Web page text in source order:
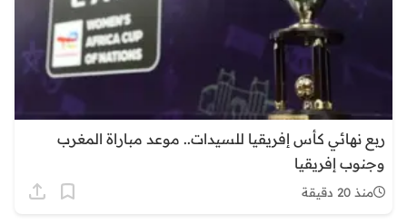
ربع نهائي كأس إفريقيا للسيدات.. موعد مباراة المغرب
وجنوب إفريقيا
منذ 20 دقيقة